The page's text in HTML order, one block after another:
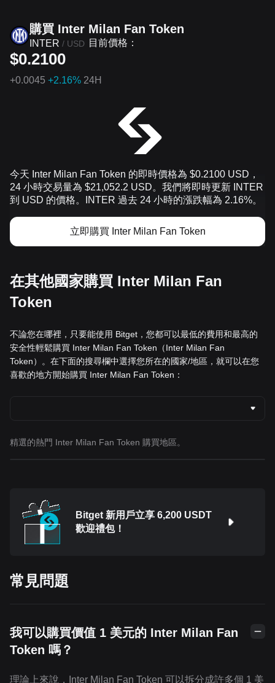
購買 Inter Milan Fan Token
INTER / USD 目前價格：
$0.2100
+0.0045 +2.16% 24H
今天 Inter Milan Fan Token 的即時價格為 $0.2100 USD，
24 小時交易量為 $21,052.2 USD。我們將即時更新 INTER
到 USD 的價格。INTER 過去 24 小時的漲跌幅為 2.16%。
立即購買 Inter Milan Fan Token
在其他國家購買 Inter Milan Fan
Token
不論您在哪裡，只要能使用 Bitget，您都可以最低的費用和最高的
安全性輕鬆購買 Inter Milan Fan Token（Inter Milan Fan
Token）。在下面的搜尋欄中選擇您所在的國家/地區，就可以在您
喜歡的地方開始購買 Inter Milan Fan Token：
精選的熱門 Inter Milan Fan Token 購買地區。
Bitget 新用戶立享 6,200 USDT
歡迎禮包！
常見問題
我可以購買價值 1 美元的 Inter Milan Fan
Token 嗎？
理論上來說，Inter Milan Fan Token 可以拆分成許多個 1 美